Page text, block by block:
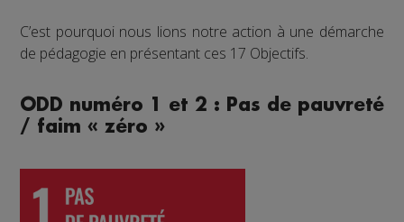
C’est pourquoi nous lions notre action à une démarche
de pédagogie en présentant ces 17 Objectifs.
ODD numéro 1 et 2 : Pas de pauvreté
/ faim « zéro »